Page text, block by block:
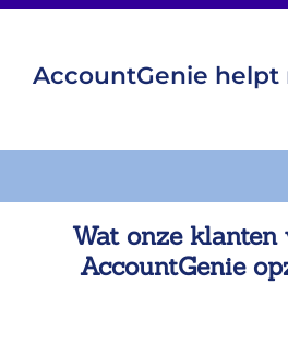
AccountGenie helpt
Wat onze
AccountGenie